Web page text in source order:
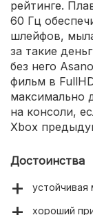
рейтинге.
60 Гц
шлейфов,
за такие
без него
фильм в
максимально
на консоли,
Xbox
Достоинства
устойчивая
хороший